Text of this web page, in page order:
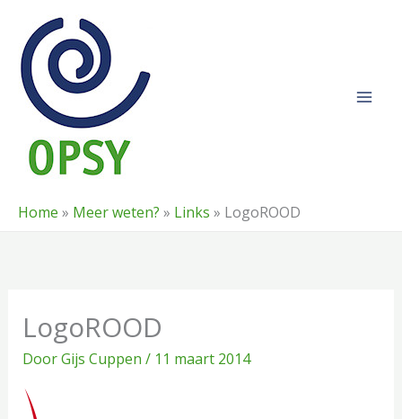
naar
inhoud
Home » Meer weten? » Links » LogoROOD
LogoROOD
DoorGijs Cuppen / 11 maart 2014